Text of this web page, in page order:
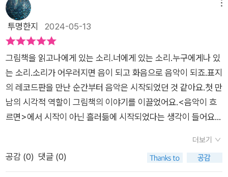
습이 너무 보기 좋은 것 같아요. 저자는 이런 삶을 살아가는 우리
를 가리켜서 유희의 인간이라고 표현해 놓았더라고요. 우리는 저
자의 표현대로 우리의 몸과 마음을 음악과 춤 음악이라는 음악의
의 삶이 바쁘고 힘들며 고단하더라도 우리의 존재 가치에 대해서
다시금 생각해야 되요. 사실 우리의 삶에 이런 시간이 매우 필요
한 것 같아요. 이 책은 우리에게 앞서 나눈 의미에 대해서 깊이 생
각할 수 있도록 도와주세요. 이런 생각이 한 사람으로 멈추는 게
아니라 점점 퍼져 나가 모든 함께 누리고 나누어야 된다고 생각해
요. 이 전에 우리 나라에 개봉한 댄서의 순정이 생각나더라고요.
비록 서로 다르지만 음악 안에서 하나가 되어지더라고요. 우리의
투명한지 2024-05-13
그림책을 읽고나에게 있는 소리.너에게 있는 소리.누구에게나 있
는 소리.소리가 어우러지면 음이 되고 화음으로 음악이 되죠.표지
의 레코드판을 만난 순간부터 음악은 시작되었던 것 같아요.첫 만
남의 시각적 역할이 그림책의 이야기를 이끌었어요.<음악이 흐
르면>에서 시작이 아닌 흘러듦에 시작되었다는 생각이 들어요.
이지에서는 가족과 함께 했던 추억을, 어떤 페이지에서는 저의 젊
음 날을,어떤 페이지에서는 앞으로의 미래를 그려보며 바람이 생
더보기
공감 (0) 댓글 (0)